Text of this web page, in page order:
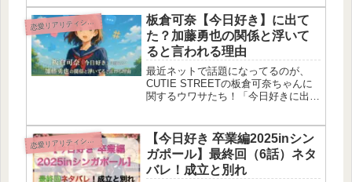
「ゆあ」「りお」の継続メンバー3名
の参加が発表されているの。新規参
加...
恋
愛リアリティショー
板倉可奈【今日好き】に出て
た？加藤勇也の関係と浮いて
ると言われる理由
最近ネットで話題になってるのが、
CUTIE STREETの板倉可奈ちゃんに
関するウワサたち！「今日好きに出て
みたいな声がSNSとかでチラホラ見か
けるんだよね。でも調べてみた...
恋
愛リアリティショー
【今日好き 卒業編2025inシン
ガポール】最終回（6話）ネタ
バレ！成立と別れ